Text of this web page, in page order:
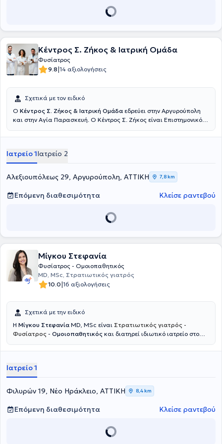
(Διεθνές Μεταπτυχιακό Κέντρο Βελονισμού Αθήνας) και έχει
εκπαιδευτεί επίσης στον Παραδοσιακό Κινέζικο Βελονισμό και
Σπονδυλικής Στήλης και Άκρων (McKENZIE), στη θεραπευτική
χρήση των κρουστικών κυμάτων (ESWT) και στην προλοθεραπεία
(Prolotherapy). Η γιατρός κατέχει τον ευρωπαϊκό τίτλο της
ειδικότητας της Φυσικής Ιατρικής και Αποκατάστασης (FEBPRM).
Στο ιατρείο της αναλαμβάνει τη διάγνωση και αποκατάσταση
ορθοπαιδικών, νευρολογικών και ρευματολογικών παθήσεων,
καθώς και αθλητικών κακώσεων.
Κέντρος Σ. Ζήκος & Ιατρική Ομάδα
Φυσίατρος
9.8|14 αξιολογήσεις
Σχετικά με τον ειδικό
Ο Κέντρος Σ. Ζήκος & Ιατρική Ομάδα εδρεύει στην Αργυρούπολη
και στην Αγία Παρασκευή. Ο Κέντρος Σ. Ζήκος είναι Επιστημονικός
"Άσκηση" και υπό την εποπτεία της ιατρικής του ομάδας
Παιδιατρικό αθλητικό τμήμα, τμήμα Wellness, Λογοθεραπείας,
Διατροφολογίας, Βελονισμού, Θεραπευτικής άσκησης, Ρομποτικής
Νευροαποκατάστασης, τμήμα Μνήμης και Γνωστικών λειτουργιών
όπως και οι υπηρεσίες μεταφοράς ασθενών και κατ’ οίκον
συνεδριών. Βασικό πλεονέκτημα του Κέντρου αποτελεί η ομάδα
τους. Νέοι άνθρωποι με σπουδές υψηλού επιπέδου, διαρκή
τους ασθενείς και παρέχουν υπηρεσίες βάσει θεραπευτικών
Ιατρείο 1Ιατρείο 2
Αλεξιουπόλεως 29, Αργυρούπολη, ΑΤΤΙΚΗ 7,8 km
Επόμενη διαθεσιμότητα Κλείσε ραντεβού
Μίγκου Στεφανία
Φυσίατρος - Ομοιοπαθητικός
MD, MSc, Στρατιωτικός γιατρός
10.0|16 αξιολογήσεις
Σχετικά με την ειδικό
Η Μίγκου Στεφανία MD, MSc είναι Στρατιωτικός γιατρός -
Φυσίατρος - Ομοιοπαθητικός και διατηρεί ιδιωτικό ιατρείο στο
Αξιωματικών Σωμάτων και στο Αριστοτέλειο Πανεπιστήμιο
μεταπτυχιακές σπουδές στο Εθνικό και Καποδιστριακό
Πανεπιστήμιο Αθηνών με αντικείμενο την αποκατάσταση βλαβών
νωτιαίου μυελού και τη διαχείριση πόνου σπονδυλικής προέλευσης.
Ειδικεύτηκε ως Φυσίατρος στην Φυσική Ιατρική και Αποκατάσταση
σε μεγάλα νοσοκομεία, όπως το 424 Στρατιωτικό Νοσοκομείο
Θεσσαλονίκης και το Γενικό Νοσοκομείο Αττικής ΚΑΤ, ενώ έχει
Παρέμβαση στο Γενικό Νοσοκομείο Παίδων Αθηνών Παναγιώτη και
Ιατρείο 1
Φιλυρών 19, Νέο Ηράκλειο, ΑΤΤΙΚΗ 8,4 km
Επόμενη διαθεσιμότητα Κλείσε ραντεβού